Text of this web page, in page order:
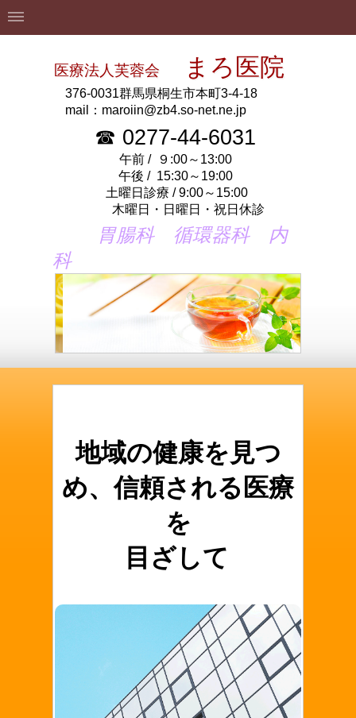
医療法人芙蓉会 まろ医院
376-0031群馬県桐生市本町3-4-18
mail：maroiin@zb4.so-net.ne.jp
☎ 0277-44-6031
午前 / ９:00～13:00
午後 / 15:30～19:00
土曜日診療 / 9:00～15:00
木曜日・日曜日・祝日休診
胃腸科 循環器科 内
科
地域の健康を見つ
め、信頼される医療
を
目ざして